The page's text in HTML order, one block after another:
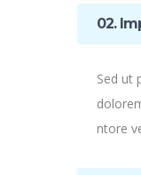
02.
Sed ut
ntore